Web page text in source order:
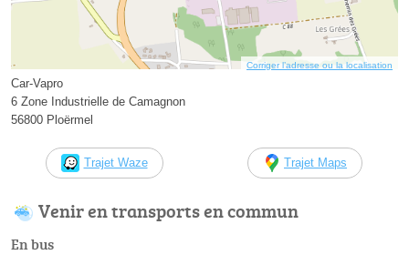
Corriger l’adresse ou la localisation
Car-Vapro
6 Zone Industrielle de Camagnon
56800 Ploërmel
Trajet Waze Trajet Maps
Venir en transports en commun
En bus